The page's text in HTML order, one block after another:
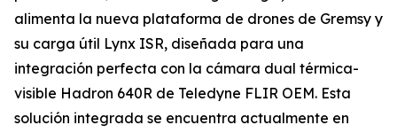
alimenta la nueva plataforma de drones de Gremsy y
su carga útil Lynx ISR, diseñada para una
integración perfecta con la cámara dual térmica-
visible Hadron 640R de Teledyne FLIR OEM. Esta
solución integrada se encuentra actualmente en